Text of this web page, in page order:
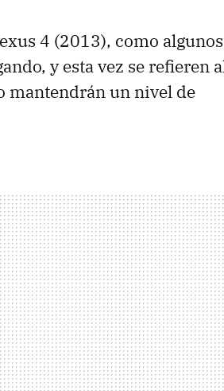
4 (2013), como algunos
y esta vez se refieren
mantendrán un nivel de